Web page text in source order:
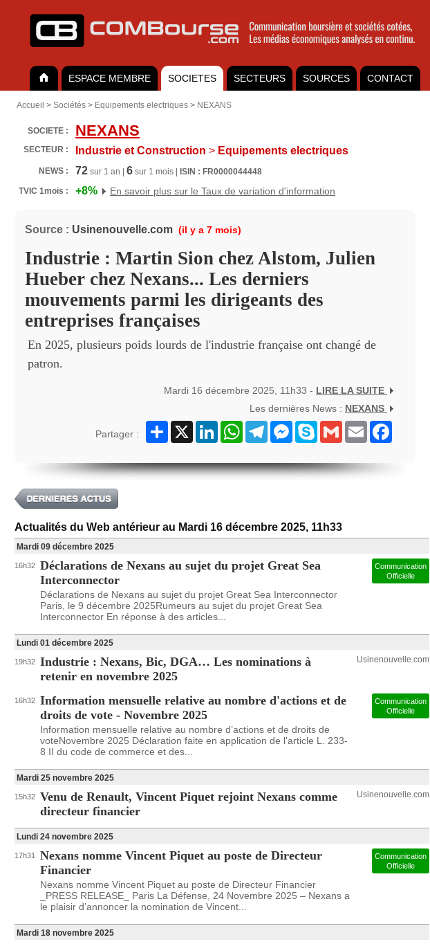
ESPACE MEMBRE SOCIETES SECTEURS SOURCES CONTACT
Accueil > Sociétés > Equipements electriques > NEXANS
SOCIETE : NEXANS
SECTEUR : Industrie et Construction > Equipements electriques
NEWS : 72 sur 1 an | 6 sur 1 mois |
ISIN : FR0000044448
TVIC 1mois :
+8% En savoir plus sur le Taux de variation d'information
Source : Usinenouvelle.com (il y a 7 mois)
Industrie : Martin Sion chez Alstom, Julien
Hueber chez Nexans... Les derniers
mouvements parmi les dirigeants des
entreprises françaises
En 2025, plusieurs poids lourds de l'industrie française ont changé de
patron.
Mardi 16 décembre 2025, 11h33 - LIRE LA SUITE
Les dernières News : NEXANS
Partager :
Partager
X LinkedInWhatsAppTelegramMessenger
Skype Gmail Email
Actualités du Web antérieur au Mardi 16 décembre 2025, 11h33
Mardi 09 décembre 2025
16h32 Déclarations de Nexans au sujet du projet Great Sea
Interconnector
Déclarations de Nexans au sujet du projet Great Sea Interconnector
Paris, le 9 décembre 2025Rumeurs au sujet du projet Great Sea
Interconnector En réponse à des articles...
Communication
Officielle
Lundi 01 décembre 2025
19h32 Industrie : Nexans, Bic, DGA… Les nominations à
retenir en novembre 2025
Usinenouvelle.com
16h32 Information mensuelle relative au nombre d'actions et de
droits de vote - Novembre 2025
Information mensuelle relative au nombre d’actions et de droits de
voteNovembre 2025 Déclaration faite en application de l'article L. 233-
8 II du code de commerce et des...
Communication
Officielle
Mardi 25 novembre 2025
15h32 Venu de Renault, Vincent Piquet rejoint Nexans comme
directeur financier
Usinenouvelle.com
Lundi 24 novembre 2025
17h31
Nexans nomme Vincent Piquet au poste de Directeur
Financier
Nexans nomme Vincent Piquet au poste de Directeur Financier
_PRESS RELEASE_ Paris La Défense, 24 Novembre 2025 – Nexans a
le plaisir d’annoncer la nomination de Vincent...
Communication
Officielle
Mardi 18 novembre 2025